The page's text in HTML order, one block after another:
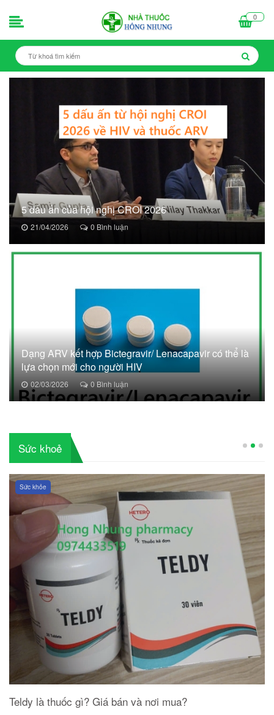
0
5 dấu ấn của hội nghị CROI 2026
21/04/2026 0 Bình luận
Dạng ARV kết hợp Bictegravir/ Lenacapavir có thể là
lựa chọn mới cho người HIV
02/03/2026 0 Bình luận
Sức khoẻ
Sức khỏe
Teldy là thuốc gì? Giá bán và nơi mua?